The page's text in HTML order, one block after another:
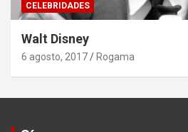
CELEBRIDADES
Walt Disney
6 agosto, 2017 Rogama